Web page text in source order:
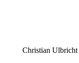
Christian